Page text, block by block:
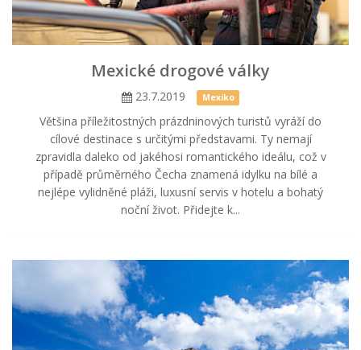
Mexické drogové války
23.7.2019 Mexiko
Většina příležitostných prázdninových turistů vyráží do
cílové destinace s určitými představami. Ty nemají
zpravidla daleko od jakéhosi romantického ideálu, což v
případě průměrného Čecha znamená idylku na bílé a
nejlépe vylidněné pláži, luxusní servis v hotelu a bohatý
noční život. Přidejte k...